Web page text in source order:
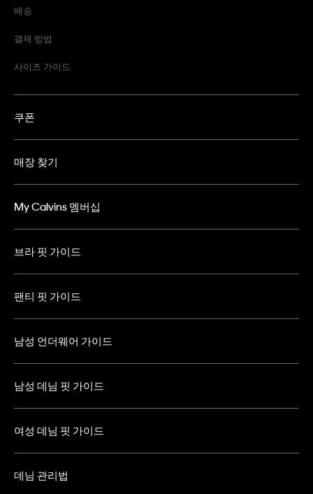
배송
결제 방법
사이즈 가이드
쿠폰
매장 찾기
My Calvins 멤버십
브라 핏 가이드
팬티 핏 가이드
남성 언더웨어 가이드
남성 데님 핏 가이드
여성 데님 핏 가이드
데님 관리법